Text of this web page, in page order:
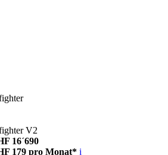
V2
16´690
179 pro Monat* i